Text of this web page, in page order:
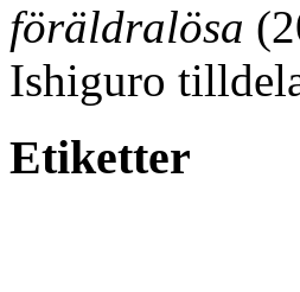
föräldralösa
Ishiguro
Etiketter